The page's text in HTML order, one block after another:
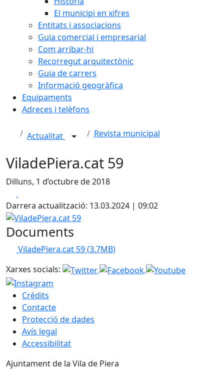
El municipi en xifres
Entitats i associacions
Guia comercial i empresarial
Com arribar-hi
Recorregut arquitectònic
Guia de carrers
Informació geogràfica
Equipaments
Adreces i telèfons
Actualitat Revista municipal
ViladePiera.cat 59
Dilluns, 1 d’octubre de 2018
Darrera actualització: 13.03.2024 | 09:02
ViladePiera.cat 59
Documents
ViladePiera.cat 59(3.7MB)
Xarxes socials:
Crèdits
Contacte
Protecció de dades
Avís legal
Accessibilitat
Ajuntament de la Vila de Piera